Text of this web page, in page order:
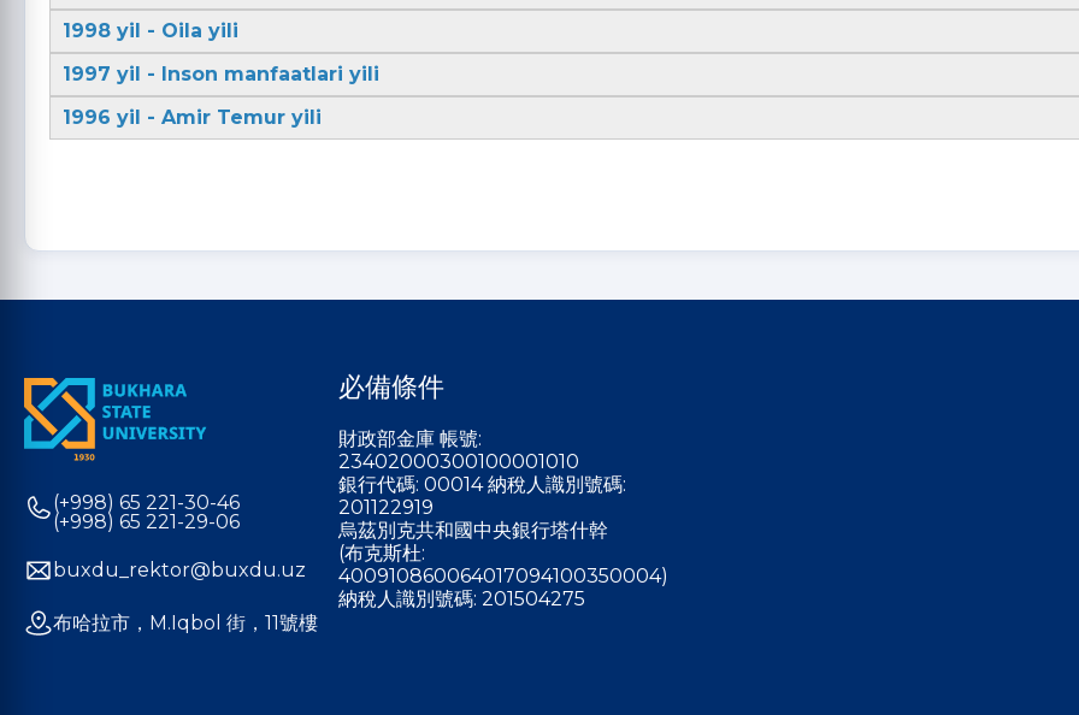
1998 yil - Oila yili
1997 yil - Inson manfaatlari yili
1996 yil - Amir Temur yili
(+998) 65 221-30-46
(+998) 65 221-29-06
buxdu_rektor@buxdu.uz
布哈拉市，M.Iqbol 街，11號樓
必備條件
財政部金庫 帳號:
23402000300100001010
銀行代碼: 00014 納稅人識別號碼:
201122919
烏茲別克共和國中央銀行塔什幹
(布克斯杜:
400910860064017094100350004)
納稅人識別號碼: 201504275